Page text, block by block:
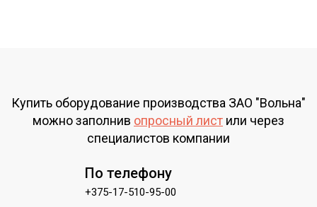
Купить оборудование производства ЗАО "Вольна"
можно заполнив опросный лист или через
специалистов компании
По телефону
+375-17-510-95-00